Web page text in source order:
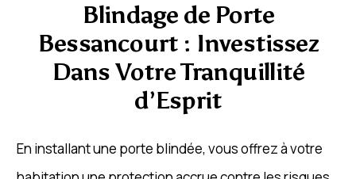
Blindage de Porte
Bessancourt : Investissez
Dans Votre Tranquillité
d’Esprit
En installant une porte blindée, vous offrez à votre